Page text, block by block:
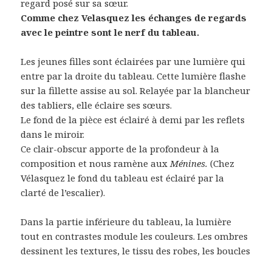
regard posé sur sa sœur.
Comme chez Velasquez les échanges de regards
avec le peintre sont le nerf du tableau.
Les jeunes filles sont éclairées par une lumière qui
entre par la droite du tableau. Cette lumière flashe
sur la fillette assise au sol. Relayée par la blancheur
des tabliers, elle éclaire ses sœurs.
Le fond de la pièce est éclairé à demi par les reflets
dans le miroir.
Ce clair-obscur apporte de la profondeur à la
composition et nous ramène auxMénines. (Chez
Vélasquez le fond du tableau est éclairé par la
clarté de l’escalier).
Dans la partie inférieure du tableau, la lumière
tout en contrastes module les couleurs. Les ombres
dessinent les textures, le tissu des robes, les boucles